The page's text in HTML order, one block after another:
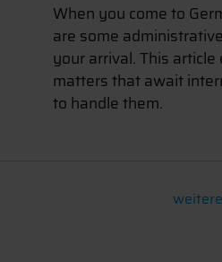
When you come to
are some
your arrival. This
matters that await
to handle them.